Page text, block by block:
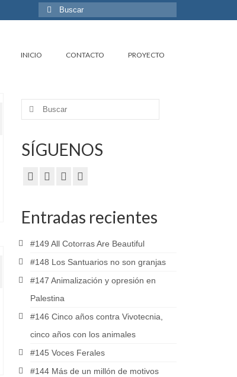
Buscar
por:
INICIO CONTACTO PROYECTO
Buscar
SÍGUENOS
Entradas recientes
#149 All Cotorras Are Beautiful
#148 Los Santuarios no son granjas
#147 Animalización y opresión en
Palestina
#146 Cinco años contra Vivotecnia,
cinco años con los animales
#145 Voces Ferales
#144 Más de un millón de motivos